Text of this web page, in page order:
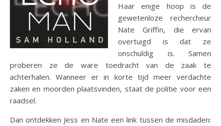
Haar enige hoop is de
gewetenloze rechercheur
Nate Griffin, die ervan
overtuigd is dat ze
onschuldig is. Samen
proberen ze de ware toedracht van de zaak te
achterhalen.Wanneer er in korte tijd meer verdachte
zaken en moorden plaatsvinden, staat de politie voor een
raadsel.
Dan ontdekken Jess en Nate een link tussen de misdaden: